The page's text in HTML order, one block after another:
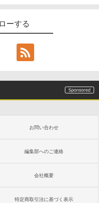
ーする
お問い合わせ
編集部へのご連絡
会社概要
特定商取引法に基づく表示